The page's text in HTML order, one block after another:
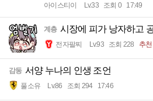
아이스티이 Lv.33 조회 0 17:49
계층 시장에 피가 낭자하고
전자팔찌 Lv.93 조회 228 추천
감동 서양 누나의 인생 조언
풀소유 Lv.86 조회 294 17:46